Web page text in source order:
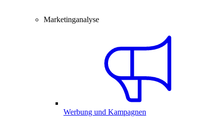
Marketinganalyse
Werbung und Kampagnen